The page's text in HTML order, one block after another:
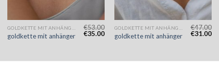
goldkette mit anhänger
€53.00
€35.00 goldkette mit anhänger
€47.00
€31.00